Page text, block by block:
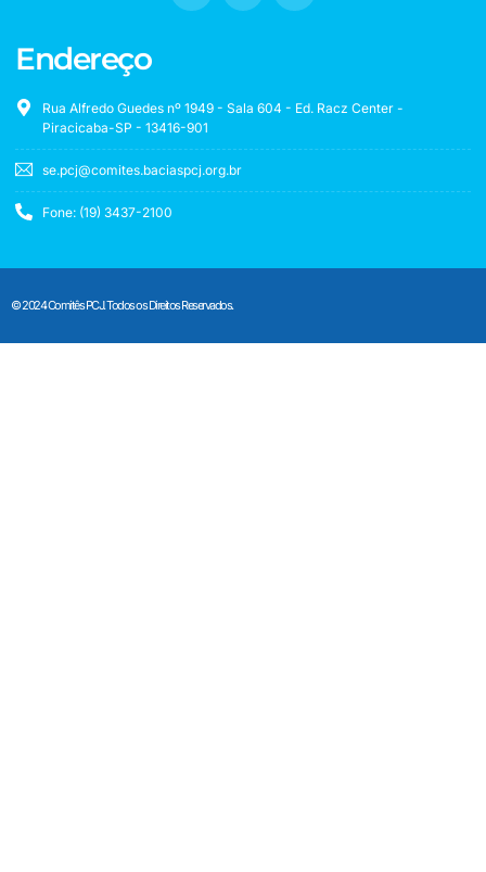
Endereço
Rua Alfredo Guedes nº 1949 - Sala 604 - Ed. Racz Center -
Piracicaba-SP - 13416-901
se.pcj@comites.baciaspcj.org.br
Fone: (19) 3437-2100
© 2024 Comitês PCJ. Todos os Direitos Reservados.